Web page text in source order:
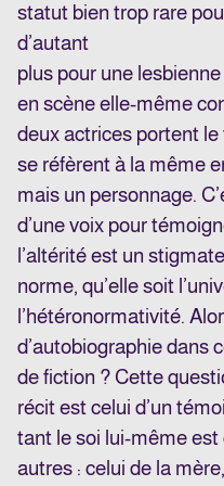
statut bien trop rare
d’autant
plus pour une
en scène elle-même
deux actrices portent le
se réfèrent à la même
mais un personnage.
d’une voix pour
l’altérité est un
norme, qu’elle soit
l’hétéronormativité.
d’autobiographie dans
de fiction ? Cette
récit est celui d’un
tant le soi lui-même
autres : celui de la